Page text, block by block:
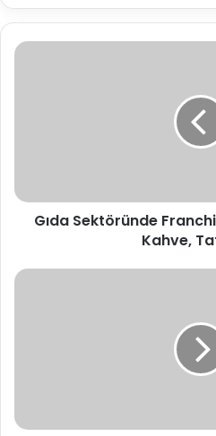
Gıda
Gıda Sektöründe
Kahve,
Eğitim